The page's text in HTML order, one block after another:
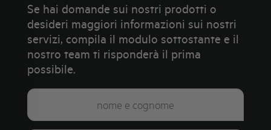
Se hai domande sui nostri prodotti o
desideri maggiori informazioni sui nostri
servizi, compila il modulo sottostante e il
nostro team ti risponderà il prima
possibile.